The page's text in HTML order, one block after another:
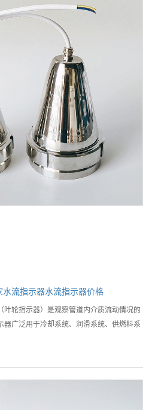
水流指示器水流指示器价格
叶轮指示器）是观察管道内介质流动情况的
器广泛用于冷却系统、润滑系统、供燃料系
食品等工业生产装置中，能随时观察液
应情况，是保障正常生产